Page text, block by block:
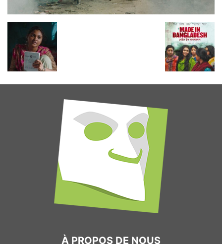
À PROPOS DE NOUS